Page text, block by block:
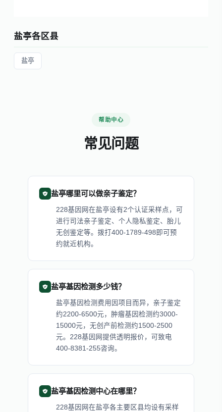
盐亭各区县
盐亭
帮助中心
常见问题
盐亭哪里可以做亲子鉴定？
228基因网在盐亭设有2个认证采样点，可
进行司法亲子鉴定、个人隐私鉴定、胎儿
无创鉴定等。拨打400-1789-498即可预
约就近机构。
盐亭基因检测多少钱？
盐亭基因检测费用因项目而异，亲子鉴定
约2200-6500元，肿瘤基因检测约3000-
15000元，无创产前检测约1500-2500
元。228基因网提供透明报价，可致电
400-8381-255咨询。
盐亭基因检测中心在哪里？
228基因网在盐亭各主要区县均设有采样